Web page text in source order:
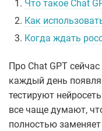
1. Что такое Chat
2. Как
3. Когда ждать
Про Chat GPT
каждый день
тестируют
все чаще думают,
полностью